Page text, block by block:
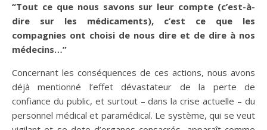
“Tout ce que nous savons sur leur compte (c’est-à-
dire sur les médicaments), c’est ce que les
compagnies ont choisi de nous dire et de dire à nos
médecins…”
Concernant les conséquences de ces actions, nous avons
déjà mentionné l’effet dévastateur de la perte de
confiance du public, et surtout – dans la crise actuelle – du
personnel médical et paramédical. Le système, qui se veut